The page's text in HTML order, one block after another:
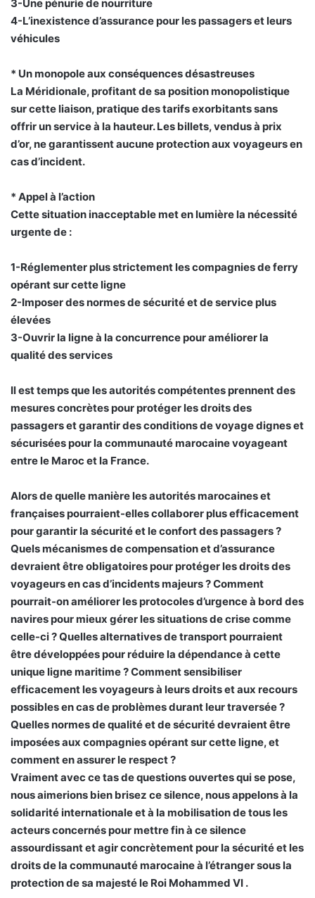
3-Une pénurie de nourriture
4-L’inexistence d’assurance pour les passagers et leurs
véhicules
* Un monopole aux conséquences désastreuses
La Méridionale, profitant de sa position monopolistique
sur cette liaison, pratique des tarifs exorbitants sans
offrir un service à la hauteur. Les billets, vendus à prix
d’or, ne garantissent aucune protection aux voyageurs en
cas d’incident.
* Appel à l’action
Cette situation inacceptable met en lumière la nécessité
urgente de :
1-Réglementer plus strictement les compagnies de ferry
opérant sur cette ligne
2-Imposer des normes de sécurité et de service plus
élevées
3-Ouvrir la ligne à la concurrence pour améliorer la
qualité des services
Il est temps que les autorités compétentes prennent des
mesures concrètes pour protéger les droits des
passagers et garantir des conditions de voyage dignes et
sécurisées pour la communauté marocaine voyageant
entre le Maroc et la France.
Alors de quelle manière les autorités marocaines et
françaises pourraient-elles collaborer plus efficacement
pour garantir la sécurité et le confort des passagers ?
Quels mécanismes de compensation et d’assurance
devraient être obligatoires pour protéger les droits des
voyageurs en cas d’incidents majeurs ? Comment
pourrait-on améliorer les protocoles d’urgence à bord des
navires pour mieux gérer les situations de crise comme
celle-ci ? Quelles alternatives de transport pourraient
être développées pour réduire la dépendance à cette
unique ligne maritime ? Comment sensibiliser
efficacement les voyageurs à leurs droits et aux recours
possibles en cas de problèmes durant leur traversée ?
Quelles normes de qualité et de sécurité devraient être
imposées aux compagnies opérant sur cette ligne, et
comment en assurer le respect ?
Vraiment avec ce tas de questions ouvertes qui se pose,
nous aimerions bien brisez ce silence, nous appelons à la
solidarité internationale et à la mobilisation de tous les
acteurs concernés pour mettre fin à ce silence
assourdissant et agir concrètement pour la sécurité et les
droits de la communauté marocaine à l’étranger sous la
protection de sa majesté le Roi Mohammed VI .